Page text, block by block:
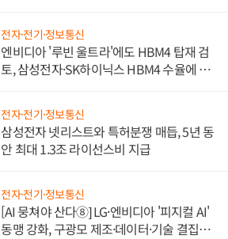
전자·전기·정보통신
엔비디아 '루빈 울트라'에도 HBM4 탑재 검
토, 삼성전자·SK하이닉스 HBM4 수율에 주
전자·전기·정보통신
삼성전자 넷리스트와 특허분쟁 매듭, 5년 동
안 최대 1.3조 라이선스비 지급
전자·전기·정보통신
[AI 뭉쳐야 산다⑧] LG·엔비디아 '피지컬 AI'
동맹 강화, 구광모 제조·데이터·기술 결집